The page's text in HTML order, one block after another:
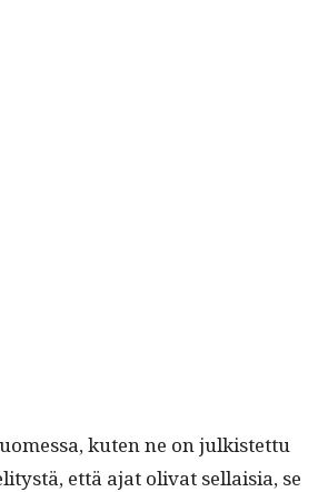
kuten ne on julk­istet­tu
että ajat oli­vat sel­l­aisia, se